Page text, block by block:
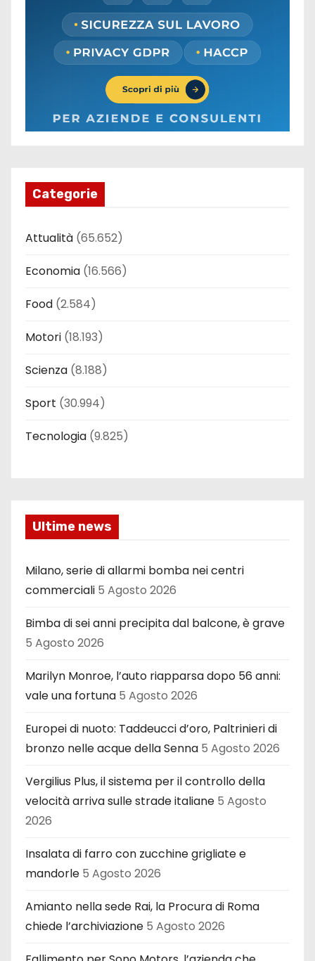
Categorie
Attualità (65.652)
Economia (16.566)
Food (2.584)
Motori (18.193)
Scienza (8.188)
Sport (30.994)
Tecnologia (9.825)
Ultime news
Milano, serie di allarmi bomba nei centri
commerciali 5 Agosto 2026
Bimba di sei anni precipita dal balcone, è grave
5 Agosto 2026
Marilyn Monroe, l’auto riapparsa dopo 56 anni:
vale una fortuna 5 Agosto 2026
Europei di nuoto: Taddeucci d’oro, Paltrinieri di
bronzo nelle acque della Senna 5 Agosto 2026
Vergilius Plus, il sistema per il controllo della
velocità arriva sulle strade italiane 5 Agosto
2026
Insalata di farro con zucchine grigliate e
mandorle 5 Agosto 2026
Amianto nella sede Rai, la Procura di Roma
chiede l’archiviazione 5 Agosto 2026